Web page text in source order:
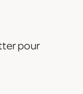
pour